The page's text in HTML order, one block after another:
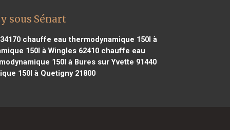
sous Sénart
chauffe eau thermodynamique 150l à
150l à Wingles 62410chauffe eau
150l à Bures sur Yvette 91440
150l à Quetigny 21800